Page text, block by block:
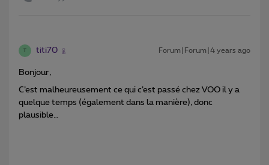
T titi70 Forum|Forum|4 years ago
Bonjour,
C’est malheureusement ce qui c’est passé chez VOO il y a
quelque temps (également dans la manière), donc
plausible…